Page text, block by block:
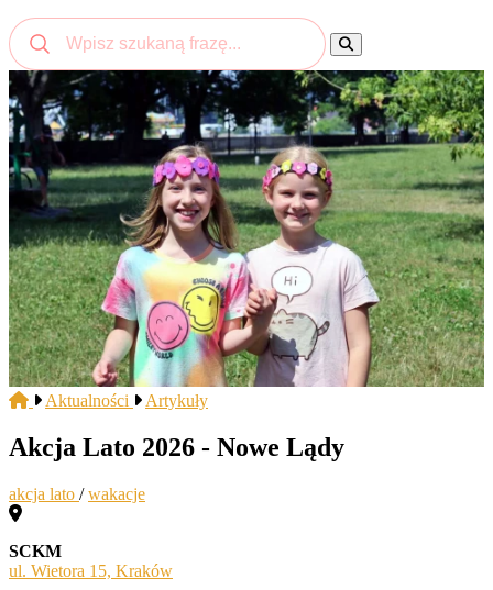
Aktualności Artykuły
Akcja Lato 2026 - Nowe Lądy
akcja lato / wakacje
SCKM
ul. Wietora 15, Kraków